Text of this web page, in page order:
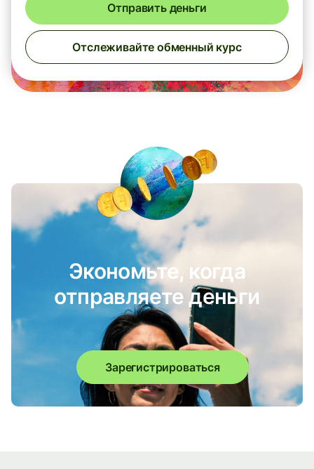
Отправить деньги
Отслеживайте обменный курс
Экономьте, когда
отправляете деньги
Зарегистрироваться